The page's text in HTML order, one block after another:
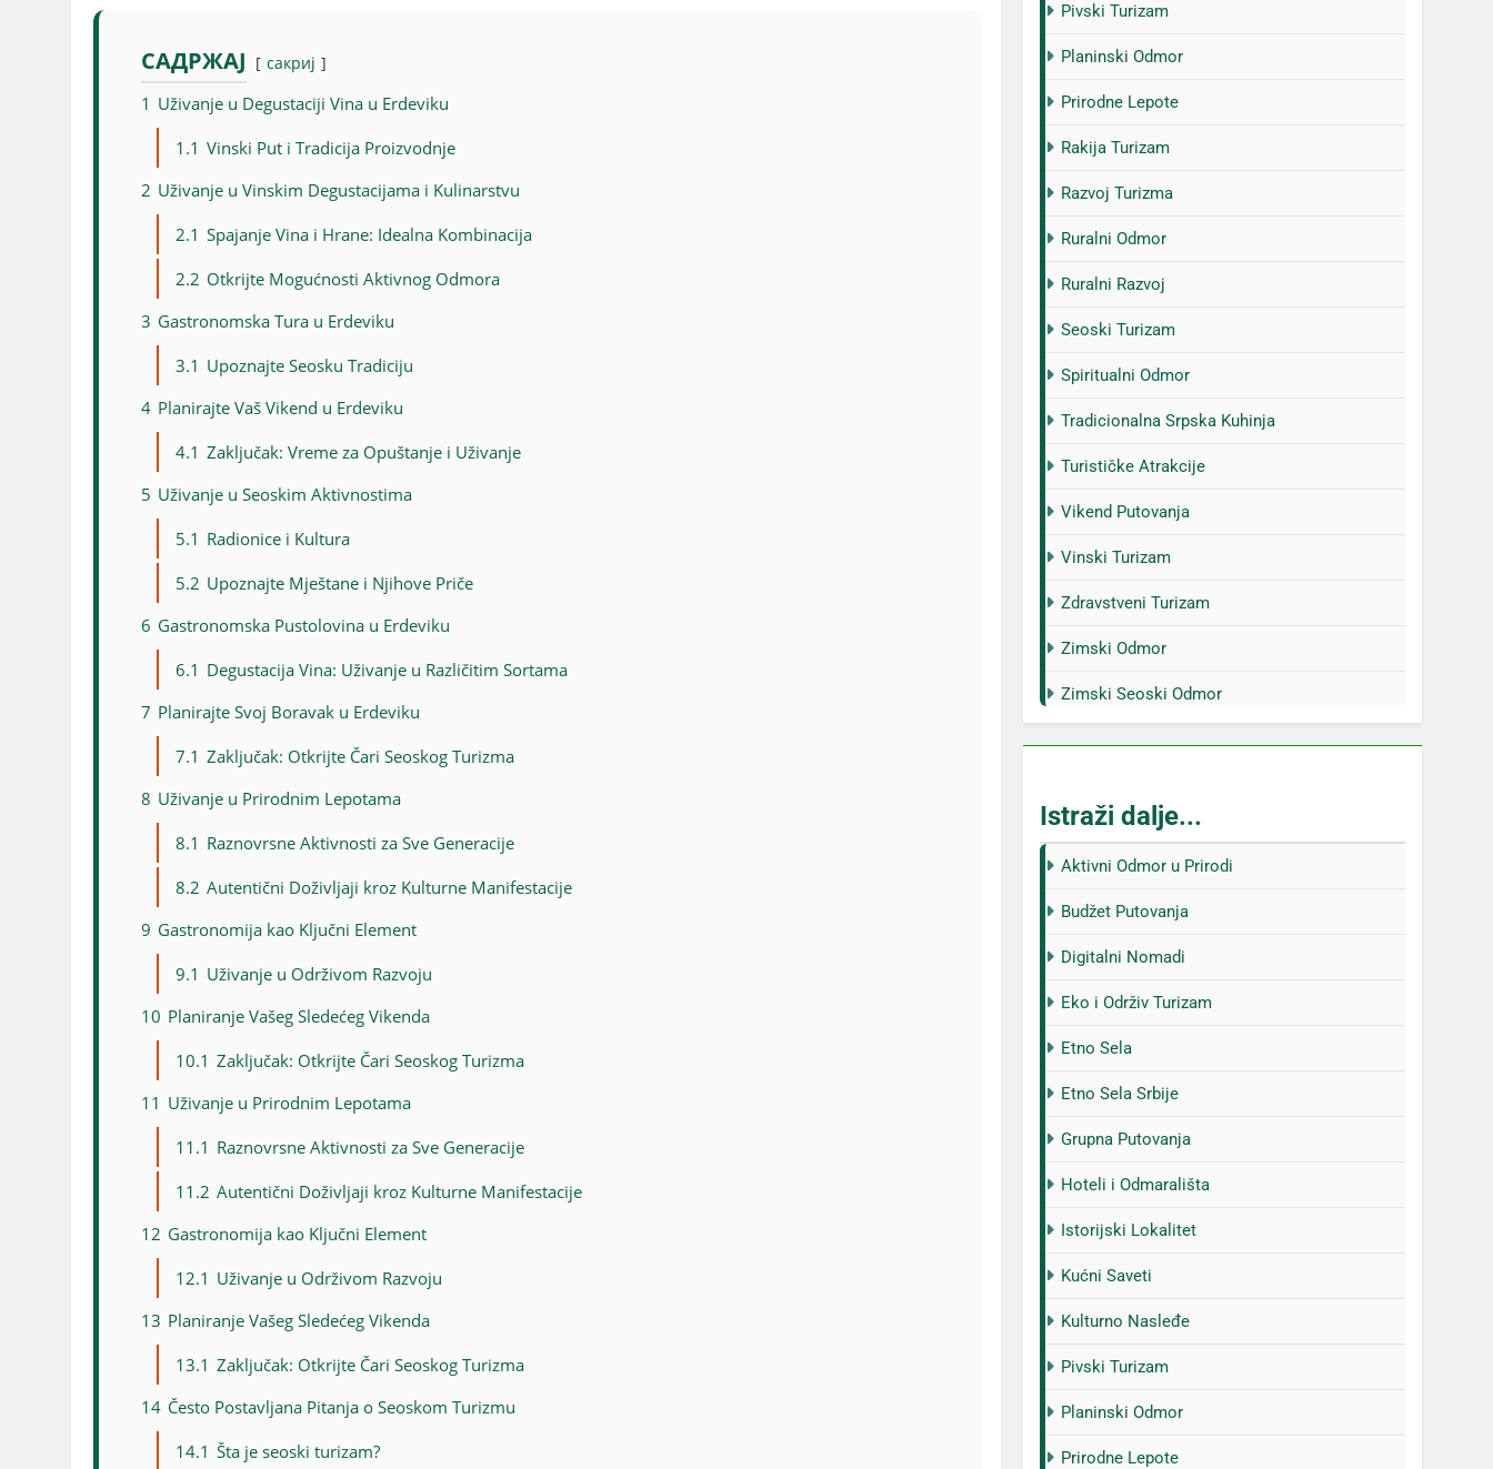
САДРЖАЈ сакриј
1 Uživanje u Degustaciji Vina u Erdeviku
1.1 Vinski Put i Tradicija Proizvodnje
2 Uživanje u Vinskim Degustacijama i Kulinarstvu
2.1 Spajanje Vina i Hrane: Idealna Kombinacija
2.2 Otkrijte Mogućnosti Aktivnog Odmora
3 Gastronomska Tura u Erdeviku
3.1 Upoznajte Seosku Tradiciju
4 Planirajte Vaš Vikend u Erdeviku
4.1 Zaključak: Vreme za Opuštanje i Uživanje
5 Uživanje u Seoskim Aktivnostima
5.1 Radionice i Kultura
5.2 Upoznajte Mještane i Njihove Priče
6 Gastronomska Pustolovina u Erdeviku
6.1 Degustacija Vina: Uživanje u Različitim Sortama
7 Planirajte Svoj Boravak u Erdeviku
7.1 Zaključak: Otkrijte Čari Seoskog Turizma
8 Uživanje u Prirodnim Lepotama
8.1 Raznovrsne Aktivnosti za Sve Generacije
8.2 Autentični Doživljaji kroz Kulturne Manifestacije
9 Gastronomija kao Ključni Element
9.1 Uživanje u Održivom Razvoju
10 Planiranje Vašeg Sledećeg Vikenda
10.1 Zaključak: Otkrijte Čari Seoskog Turizma
11 Uživanje u Prirodnim Lepotama
11.1 Raznovrsne Aktivnosti za Sve Generacije
11.2 Autentični Doživljaji kroz Kulturne Manifestacije
12 Gastronomija kao Ključni Element
12.1 Uživanje u Održivom Razvoju
13 Planiranje Vašeg Sledećeg Vikenda
13.1 Zaključak: Otkrijte Čari Seoskog Turizma
14 Često Postavljana Pitanja o Seoskom Turizmu
14.1 Šta je seoski turizam?
Pivski Turizam
Planinski Odmor
Prirodne Lepote
Rakija Turizam
Razvoj Turizma
Ruralni Odmor
Ruralni Razvoj
Seoski Turizam
Spiritualni Odmor
Tradicionalna Srpska Kuhinja
Turističke Atrakcije
Vikend Putovanja
Vinski Turizam
Zdravstveni Turizam
Zimski Odmor
Zimski Seoski Odmor
Istraži dalje...
Aktivni Odmor u Prirodi
Budžet Putovanja
Digitalni Nomadi
Eko i Održiv Turizam
Etno Sela
Etno Sela Srbije
Grupna Putovanja
Hoteli i Odmarališta
Istorijski Lokalitet
Kućni Saveti
Kulturno Nasleđe
Pivski Turizam
Planinski Odmor
Prirodne Lepote